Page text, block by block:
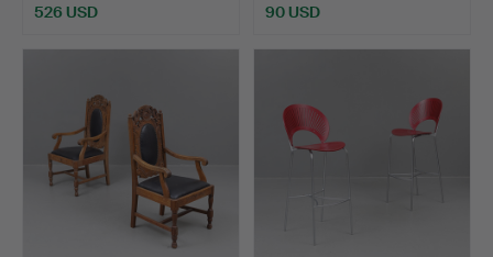
526 USD 90 USD